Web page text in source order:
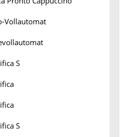
Vollautomat
S
S